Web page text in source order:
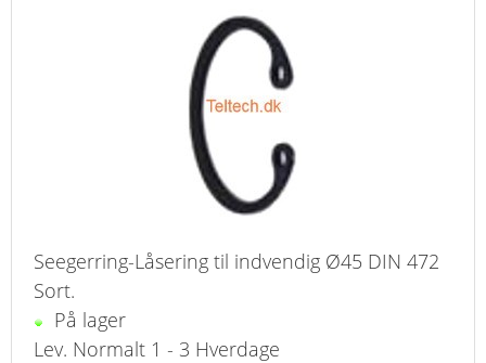
Seegerring-Låsering til indvendig Ø45 DIN 472
Sort.
På lager
Lev. Normalt 1 - 3 Hverdage